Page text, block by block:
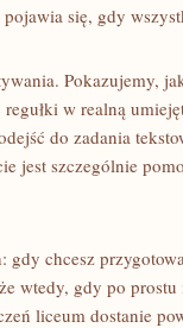
się, gdy
Pokazujemy,
w realną
do zadania
jest szczególnie
gdy chcesz
wtedy, gdy po
liceum dostanie